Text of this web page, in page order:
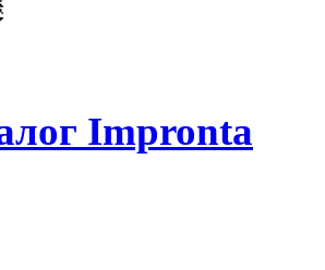
Impronta